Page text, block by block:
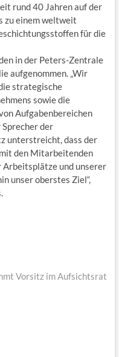
rund 40 Jahren auf der
zu einem weltweit
für die
in der Peters-Zentrale
aufgenommen. „Wir
strategische
sowie die
Aufgabenbereichen
Sprecher der
unterstreicht, dass der
den Mitarbeitenden
Arbeitsplätze und unserer
unser oberstes Ziel“,
Vorsitz im Aufsichtsrat